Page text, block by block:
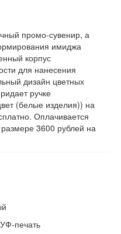
промо-сувенир, а
имиджа
корпус
для нанесения
дизайн цветных
ручке
(белые изделия)) на
Оплачивается
3600 рублей на
печать